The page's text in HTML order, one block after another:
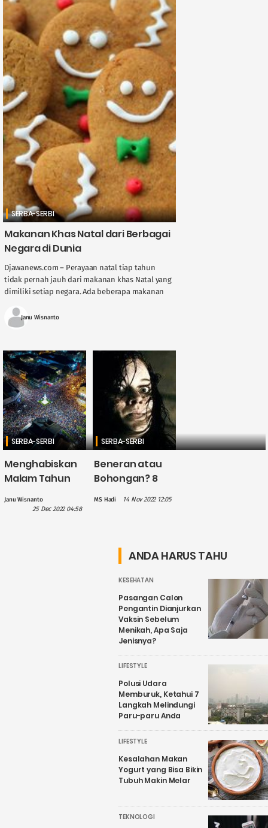
SERBA-SERBI
Makanan Khas Natal dari Berbagai
Negara di Dunia
Djawanews.com – Perayaan natal tiap tahun
tidak pernah jauh dari makanan khas Natal yang
dimiliki setiap negara. Ada beberapa makanan
Janu Wisnanto
SERBA-SERBI
Menghabiskan
Malam Tahun
Jogja, Kunjungi
Janu Wisnanto
25 Dec 2022 04:58
SERBA-SERBI
Beneran atau
Bohongan? 8
Sungguhan
MS Hadi 14 Nov 2022 12:05
ANDA HARUS TAHU
KESEHATAN
Pasangan Calon
Pengantin Dianjurkan
Vaksin Sebelum
Menikah, Apa Saja
Jenisnya?
LIFESTYLE
Polusi Udara
Memburuk, Ketahui 7
Langkah Melindungi
Paru-paru Anda
LIFESTYLE
Kesalahan Makan
Yogurt yang Bisa Bikin
Tubuh Makin Melar
TEKNOLOGI